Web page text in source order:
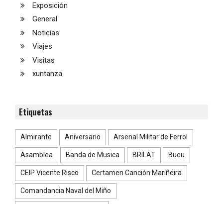
Exposición
General
Noticias
Viajes
Visitas
xuntanza
Etiquetas
Almirante Aniversario Arsenal Militar de Ferrol
Asamblea Banda de Musica BRILAT Bueu
CEIP Vicente Risco Certamen Canción Mariñeira
Comandancia Naval del Miño